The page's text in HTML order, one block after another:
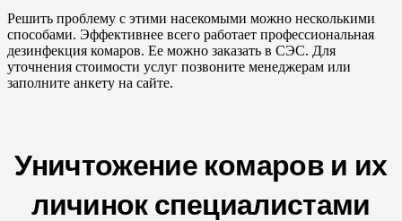
Решить проблему с этими насекомыми можно несколькими
способами. Эффективнее всего работает профессиональная
дезинфекция комаров. Ее можно заказать в СЭС. Для
уточнения стоимости услуг позвоните менеджерам или
заполните анкету на сайте.
Уничтожение комаров и их
личинок специалистами